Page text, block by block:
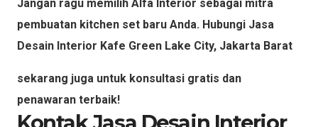
Jangan ragu memilih Alfa Interior sebagai mitra
pembuatan kitchen set baru Anda. Hubungi Jasa
Desain Interior Kafe Green Lake City, Jakarta Barat
sekarang juga untuk konsultasi gratis dan
penawaran terbaik!